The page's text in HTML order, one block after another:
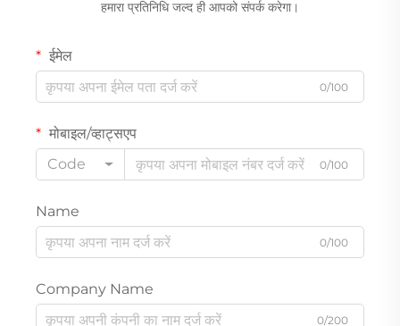
हमारा प्रतिनिधि जल्द ही आपको संपर्क करेगा।
ईमेल
0/100
मोबाइल/व्हाट्सएप
Code
0/100
Name
0/100
Company Name
0/200